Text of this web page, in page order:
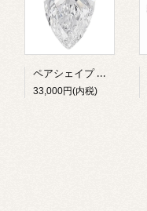
ペアシェイプ ラボグロウンダイヤモンド 1ct E/VS1 鑑定書付
33,000円(内税)